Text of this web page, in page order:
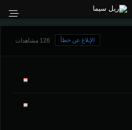
126 مشاهدات الإبلاغ عن خطأ